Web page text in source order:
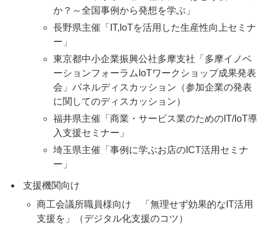
か？～全国事例から発想を学ぶ」
長野県主催「IT,IoTを活用した生産性向上セミナ
ー」
東京都中小企業振興公社多摩支社「多摩イノベ
ーションフォーラムIoTワークショップ成果発表
会」パネルディスカッション（参加企業の発表
に関してのディスカッション）
福井県主催「商業・サービス業のためのIT/IoT導
入支援セミナー」
埼玉県主催「事例に学ぶお店のICT活用セミナ
ー」
支援機関向け
商工会議所職員様向け 「無理せず効果的なIT活用
支援を」（デジタル化支援のコツ）